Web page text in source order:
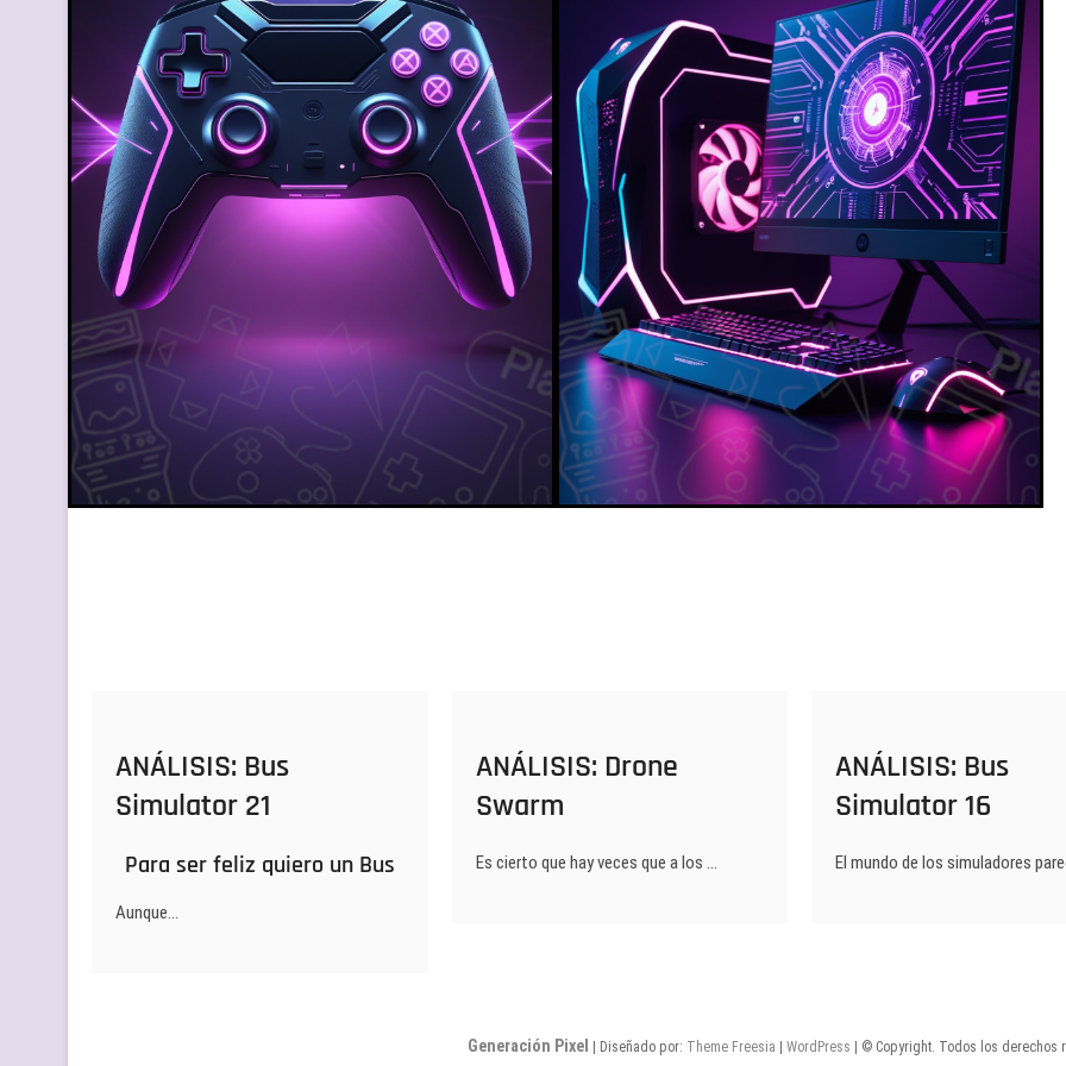
ANÁLISIS: Bus
Simulator 21
Para ser feliz quiero un Bus
Aunque…
ANÁLISIS: Drone
Swarm
Es cierto que hay veces que a los …
ANÁLISIS: Bus
Simulator 16
El mundo de los simuladores
Generación Pixel | Diseñado por: Theme Freesia | WordPress | © Copyright. Todos los derechos